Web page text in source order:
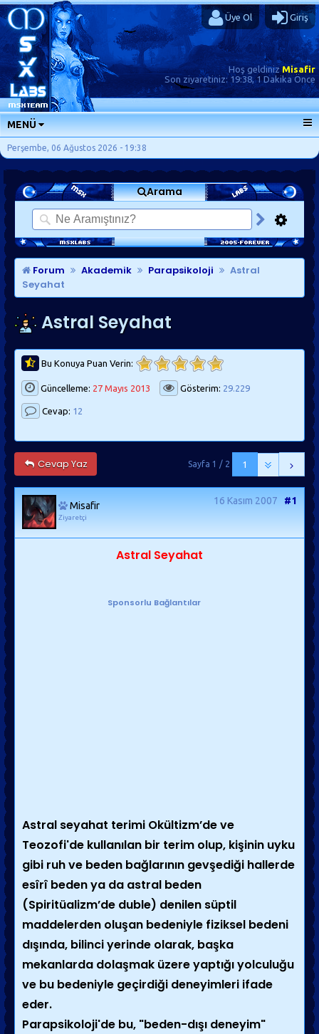
Üye Ol Giriş
Hoş geldinizMisafir
Son ziyaretiniz: 19:38, 1 Dakika Önce
MENÜ
ANA SAYFA
FORUMLAR
SORU-CEVAP
GÜNLÜKLER
SON MESAJLAR
KISAYOLLAR
Perşembe, 06 Ağustos 2026 - 19:38
Arama
Forum Akademik Parapsikoloji
Astral
Seyahat
Astral Seyahat
Bu Konuya Puan Verin:
Güncelleme: 27 Mayıs 2013 Gösterim: 29.229
Cevap: 12
Cevap Yaz 1
Sayfa 1 / 2
Misafir
Ziyaretçi
16 Kasım 2007 #1
Astral Seyahat
Sponsorlu Bağlantılar
Astral seyahat terimi Okültizm’de ve
Teozofi'de kullanılan bir terim olup, kişinin uyku
gibi ruh ve beden bağlarının gevşediği hallerde
esîrî beden ya da astral beden
(Spiritüalizm’de duble) denilen süptil
maddelerden oluşan bedeniyle fiziksel bedeni
dışında, bilinci yerinde olarak, başka
mekanlarda dolaşmak üzere yaptığı yolculuğu
ve bu bedeniyle geçirdiği deneyimleri ifade
eder.
Parapsikoloji'de bu, "beden-dışı deneyim"